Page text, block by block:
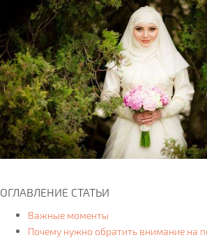
ОГЛАВЛЕНИЕ СТАТЬИ
Важные моменты
Почему нужно обратить внимание на